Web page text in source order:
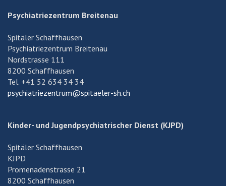
Psychiatriezentrum Breitenau
Spitäler Schaffhausen
Psychiatriezentrum Breitenau
Nordstrasse 111
8200 Schaffhausen
Tel. +41 52 634 34 34
psychiatriezentrum@spitaeler-sh.ch
Kinder- und Jugendpsychiatrischer Dienst (KJPD)
Spitäler Schaffhausen
KJPD
Promenadenstrasse 21
8200 Schaffhausen